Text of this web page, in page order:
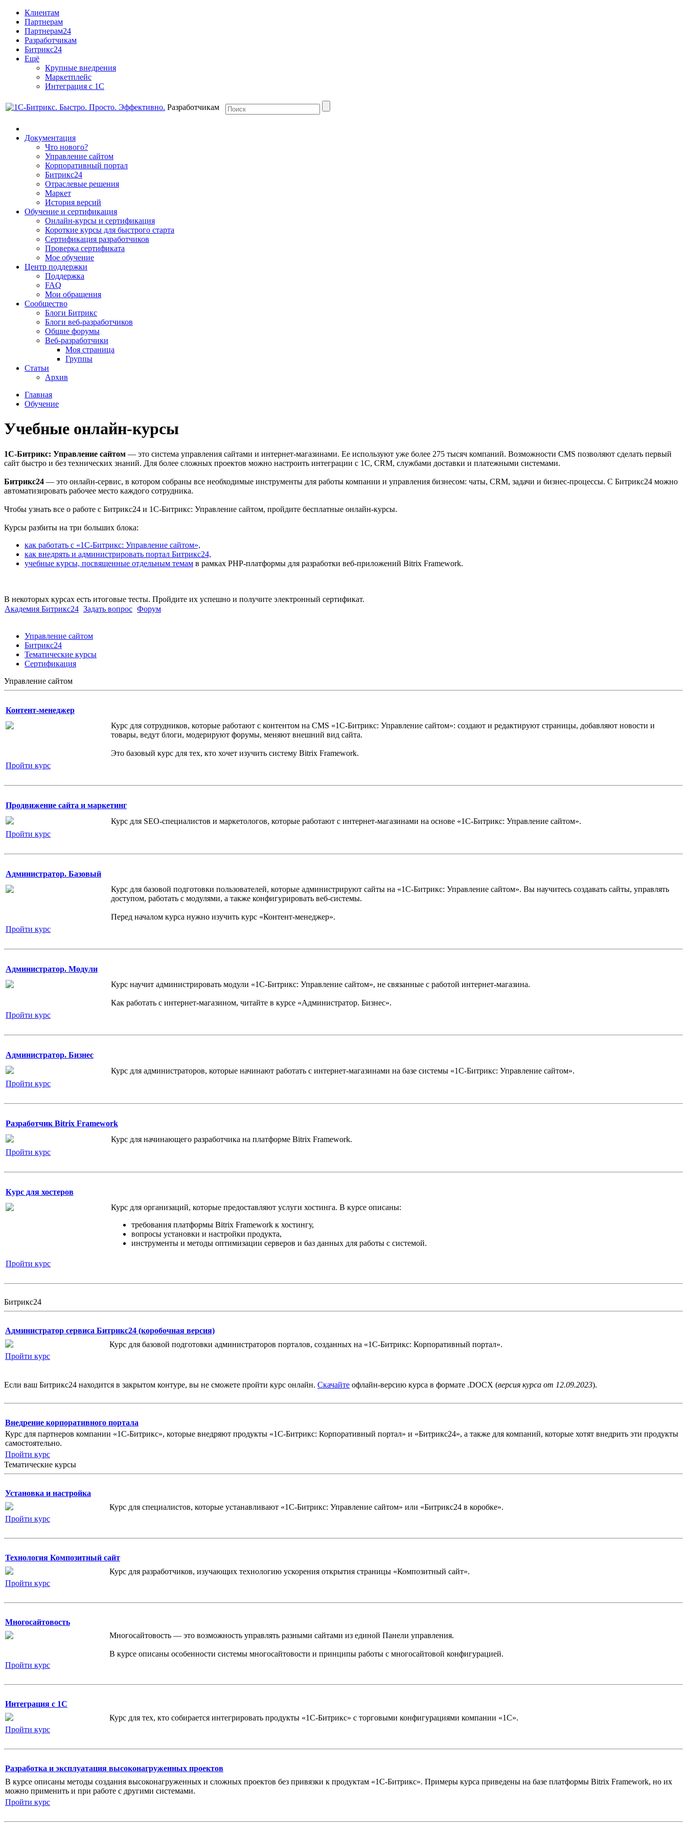
Клиентам
Партнерам
Партнерам24
Разработчикам
Битрикс24
Ещё
Крупные внедрения
Маркетплейс
Интеграция с 1С
Разработчикам
Документация
Что нового?
Управление сайтом
Корпоративный портал
Битрикс24
Отраслевые решения
Маркет
История версий
Обучение и сертификация
Онлайн-курсы и сертификация
Короткие курсы для быстрого старта
Сертификация разработчиков
Проверка сертификата
Мое обучение
Центр поддержки
Поддержка
FAQ
Мои обращения
Сообщество
Блоги Битрикс
Блоги веб-разработчиков
Общие форумы
Веб-разработчики
Моя страница
Группы
Статьи
Архив
Главная
Обучение
Учебные онлайн-курсы
1С-Битрикс: Управление сайтом — это система управления сайтами и интернет-магазинами. Ее используют уже более 275 тысяч компаний. Возможности CMS позволяют сделать первый
сайт быстро и без технических знаний. Для более сложных проектов можно настроить интеграции с 1С, CRM, службами доставки и платежными системами.
Битрикс24 — это онлайн-сервис, в котором собраны все необходимые инструменты для работы компании и управления бизнесом: чаты, CRM, задачи и бизнес-процессы. С Битрикс24 можно
автоматизировать рабочее место каждого сотрудника.
Чтобы узнать все о работе с Битрикс24 и 1С-Битрикс: Управление сайтом, пройдите бесплатные онлайн-курсы.
Курсы разбиты на три больших блока:
как работать с «1С-Битрикс: Управление сайтом»,
как внедрять и администрировать портал Битрикс24,
учебные курсы, посвященные отдельным темам в рамках PHP-платформы для разработки веб-приложений Bitrix Framework.
В некоторых курсах есть итоговые тесты. Пройдите их успешно и получите электронный сертификат.
Академия Битрикс24 Задать вопрос Форум
Управление сайтом
Битрикс24
Тематические курсы
Сертификация
Управление сайтом
Контент-менеджер
Курс для сотрудников, которые работают с контентом на CMS «1С-Битрикс: Управление сайтом»: создают и редактируют страницы, добавляют новости и
товары, ведут блоги, модерируют форумы, меняют внешний вид сайта.
Это базовый курс для тех, кто хочет изучить систему Bitrix Framework.
Пройти курс
Продвижение сайта и маркетинг
Курс для SEO-специалистов и маркетологов, которые работают с интернет-магазинами на основе «1С-Битрикс: Управление сайтом».
Пройти курс
Администратор. Базовый
Курс для базовой подготовки пользователей, которые администрируют сайты на «1С-Битрикс: Управление сайтом». Вы научитесь создавать сайты, управлять
доступом, работать с модулями, а также конфигурировать веб-системы.
Перед началом курса нужно изучить курс «Контент-менеджер».
Пройти курс
Администратор. Модули
Курс научит администрировать модули «1С-Битрикс: Управление сайтом», не связанные с работой интернет-магазина.
Как работать с интернет-магазином, читайте в курсе «Администратор. Бизнес».
Пройти курс
Администратор. Бизнес
Курс для администраторов, которые начинают работать с интернет-магазинами на базе системы «1С-Битрикс: Управление сайтом».
Пройти курс
Разработчик Bitrix Framework
Курс для начинающего разработчика на платформе Bitrix Framework.
Пройти курс
Курс для хостеров
Курс для организаций, которые предоставляют услуги хостинга. В курсе описаны:
требования платформы Bitrix Framework к хостингу,
вопросы установки и настройки продукта,
инструменты и методы оптимизации серверов и баз данных для работы с системой.
Пройти курс
Битрикс24
Администратор сервиса Битрикс24 (коробочная версия)
Курс для базовой подготовки администраторов порталов, созданных на «1С-Битрикс: Корпоративный портал».
Пройти курс
Если ваш Битрикс24 находится в закрытом контуре, вы не сможете пройти курс онлайн. Скачайте офлайн-версию курса в формате .DOCX (версия курса от 12.09.2023).
Внедрение корпоративного портала
Курс для партнеров компании «1С-Битрикс», которые внедряют продукты «1С-Битрикс: Корпоративный портал» и «Битрикс24», а также для компаний, которые хотят внедрить эти продукты
самостоятельно.
Пройти курс
Тематические курсы
Установка и настройка
Курс для специалистов, которые устанавливают «1С-Битрикс: Управление сайтом» или «Битрикс24 в коробке».
Пройти курс
Технология Композитный сайт
Курс для разработчиков, изучающих технологию ускорения открытия страницы «Композитный сайт».
Пройти курс
Многосайтовость
Многосайтовость — это возможность управлять разными сайтами из единой Панели управления.
В курсе описаны особенности системы многосайтовости и принципы работы с многосайтовой конфигурацией.
Пройти курс
Интеграция с 1С
Курс для тех, кто собирается интегрировать продукты «1С-Битрикс» с торговыми конфигурациями компании «1С».
Пройти курс
Разработка и эксплуатация высоконагруженных проектов
В курсе описаны методы создания высоконагруженных и сложных проектов без привязки к продуктам «1С-Битрикс». Примеры курса приведены на базе платформы Bitrix Framework, но их
можно применить и при работе с другими системами.
Пройти курс